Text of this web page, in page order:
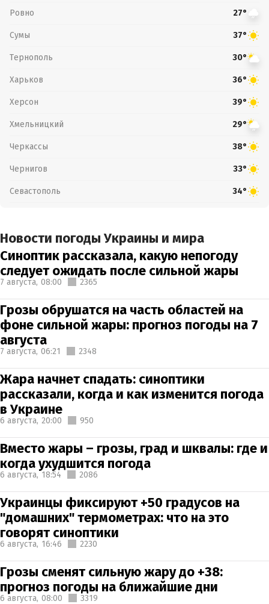
Ровно 27°
Сумы 37°
Тернополь 30°
Харьков 36°
Херсон 39°
Хмельницкий 29°
Черкассы 38°
Чернигов 33°
Севастополь 34°
Новости погоды Украины и мира
Синоптик рассказала, какую непогоду
следует ожидать после сильной жары
7 августа, 08:00 2365
Грозы обрушатся на часть областей на
фоне сильной жары: прогноз погоды на 7
августа
7 августа, 06:21 2348
Жара начнет спадать: синоптики
рассказали, когда и как изменится погода
в Украине
6 августа, 20:00 950
Вместо жары – грозы, град и шквалы: где и
когда ухудшится погода
6 августа, 18:54 2086
Украинцы фиксируют +50 градусов на
"домашних" термометрах: что на это
говорят синоптики
6 августа, 16:46 2230
Грозы сменят сильную жару до +38:
прогноз погоды на ближайшие дни
6 августа, 08:00 3319